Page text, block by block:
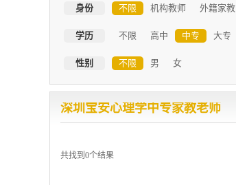
身份 不限 机构教师 外籍家教
学历 不限 高中 中专 大专
性别 不限 男 女
深圳宝安心理学中专家教老师
共找到0个结果